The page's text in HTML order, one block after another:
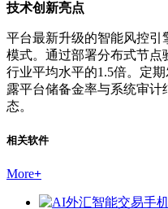
技术创新亮点
平台最新升级的智能风控引
模式。通过部署分布式节点
行业平均水平的1.5倍。定
露平台储备金率与系统审
态。
相关软件
More+